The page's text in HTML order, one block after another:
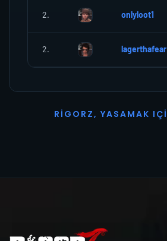
2. onlyloot1
2. lagerthafear
R I G O R Z, YASAMAK I ÇI